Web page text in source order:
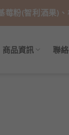
粉(智利酒果)
商品資訊 聯